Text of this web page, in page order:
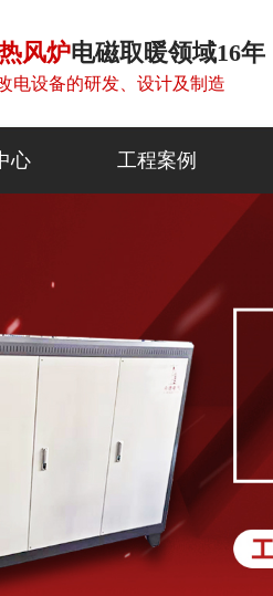
风炉电磁取暖领域16年
电设备的研发、设计及制造
心 工程案例